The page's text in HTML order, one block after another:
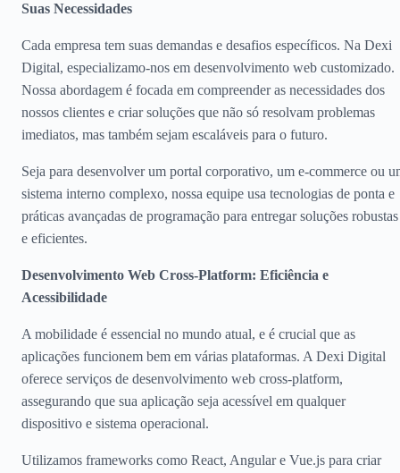
Suas Necessidades
Cada empresa tem suas demandas e desafios específicos. Na Dexi
Digital, especializamo-nos em desenvolvimento web customizado.
Nossa abordagem é focada em compreender as necessidades dos
nossos clientes e criar soluções que não só resolvam problemas
imediatos, mas também sejam escaláveis para o futuro.
Seja para desenvolver um portal corporativo, um e-commerce ou
sistema interno complexo, nossa equipe usa tecnologias de ponta e
práticas avançadas de programação para entregar soluções robustas
e eficientes.
Desenvolvimento Web Cross-Platform: Eficiência e
Acessibilidade
A mobilidade é essencial no mundo atual, e é crucial que as
aplicações funcionem bem em várias plataformas. A Dexi Digital
oferece serviços de desenvolvimento web cross-platform,
assegurando que sua aplicação seja acessível em qualquer
dispositivo e sistema operacional.
Utilizamos frameworks como React, Angular e Vue.js para criar